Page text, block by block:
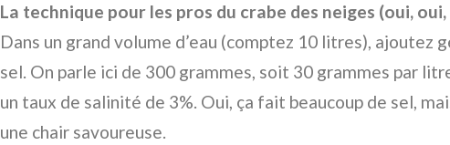
La technique pour les pros du crabe des neiges (oui, oui,
Dans un grand volume d’eau (comptez 10 litres), ajoutez
sel. On parle ici de 300 grammes, soit 30 grammes par
un taux de salinité de 3%. Oui, ça fait beaucoup de sel,
une chair savoureuse.